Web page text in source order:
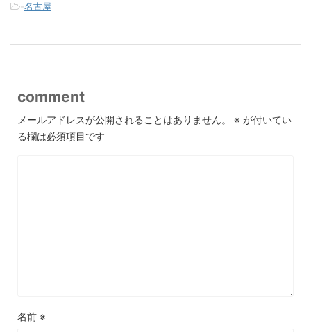
-名古屋
comment
メールアドレスが公開されることはありません。 ※ が付いてい
る欄は必須項目です
名前 ※